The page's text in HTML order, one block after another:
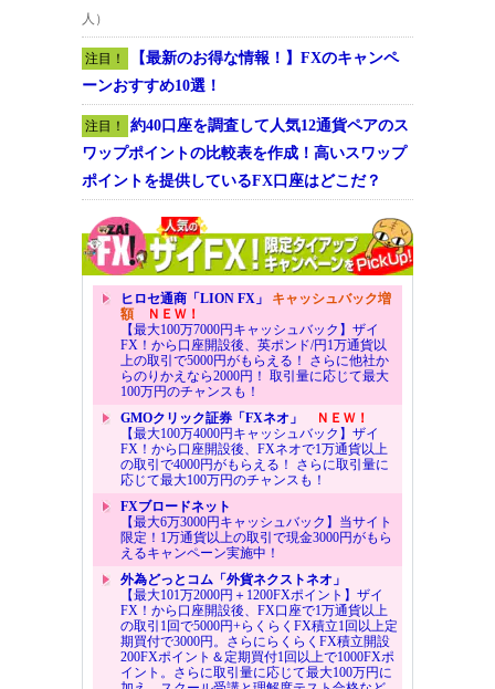
人）
注目！
【最新のお得な情報！】FXのキャンペ
ーンおすすめ10選！
注目！
約40口座を調査して人気12通貨ペアのス
ワップポイントの比較表を作成！高いスワップ
ポイントを提供しているFX口座はどこだ？
ヒロセ通商「LION FX」 キャッシュバック増
額ＮＥＷ！
【最大100万7000円キャッシュバック】ザイ
FX！から口座開設後、英ポンド/円1万通貨以
上の取引で5000円がもらえる！ さらに他社か
らのりかえなら2000円！ 取引量に応じて最大
100万円のチャンスも！
GMOクリック証券「FXネオ」
ＮＥＷ！
【最大100万4000円キャッシュバック】ザイ
FX！から口座開設後、FXネオで1万通貨以上
の取引で4000円がもらえる！ さらに取引量に
応じて最大100万円のチャンスも！
FXブロードネット
【最大6万3000円キャッシュバック】当サイト
限定！1万通貨以上の取引で現金3000円がもら
えるキャンペーン実施中！
外為どっとコム「外貨ネクストネオ」
【最大101万2000円＋1200FXポイント】ザイ
FX！から口座開設後、FX口座で1万通貨以上
の取引1回で5000円+らくらくFX積立1回以上定
期買付で3000円。さらにらくらくFX積立開設
200FXポイント＆定期買付1回以上で1000FXポ
イント。さらに取引量に応じて最大100万円に